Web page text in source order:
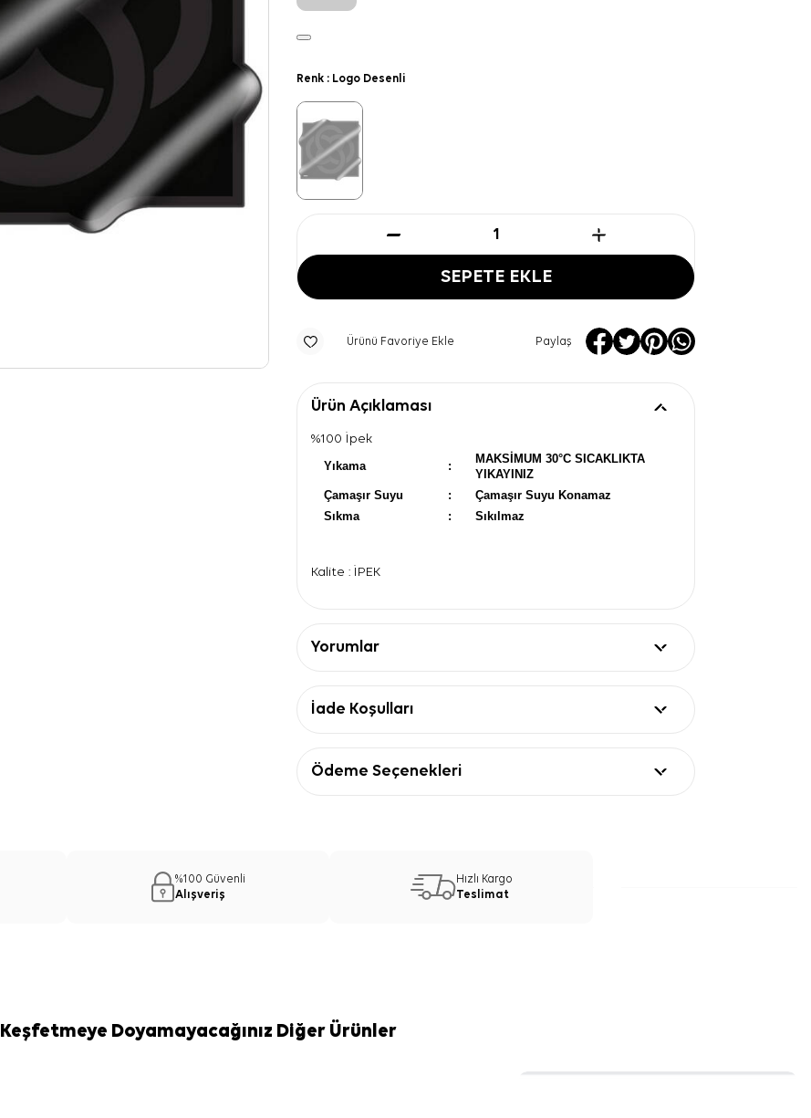
Renk : Logo Desenli
SEPETE EKLE
Ürünü Favoriye Ekle Paylaş
Ürün Açıklaması
%100 İpek
Yıkama
:
MAKSİMUM 30°C SICAKLIKTA
YIKAYINIZ
Çamaşır Suyu
:
Çamaşır Suyu Konamaz
Sıkma
: Sıkılmaz
Kalite : İPEK
Yorumlar
İade Koşulları
Ödeme Seçenekleri
%100 Güvenli
Alışveriş
Hızlı Kargo
Teslimat
Keşfetmeye Doyamayacağınız Diğer Ürünler